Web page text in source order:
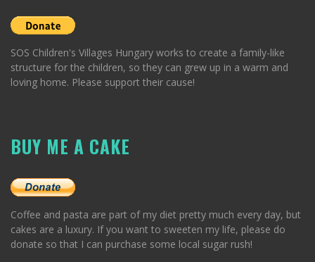
SOS Children's Villages Hungary works to create a family-like
structure for the children, so they can grew up in a warm and
loving home. Please support their cause!
BUY ME A CAKE
Coffee and pasta are part of my diet pretty much every day, but
cakes are a luxury. If you want to sweeten my life, please do
donate so that I can purchase some local sugar rush!